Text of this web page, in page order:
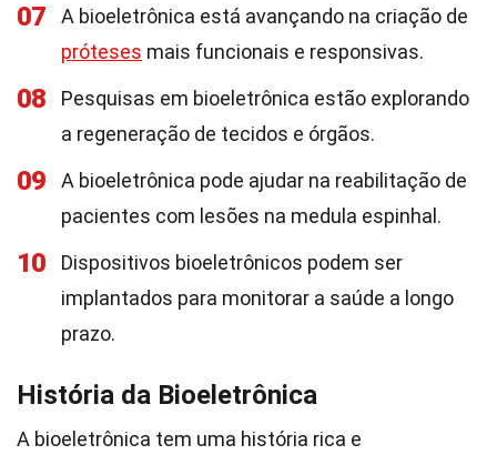
07
A bioeletrônica está avançando na criação de
próteses mais funcionais e responsivas.
08
Pesquisas em bioeletrônica estão explorando
a regeneração de tecidos e órgãos.
09
A bioeletrônica pode ajudar na reabilitação de
pacientes com lesões na medula espinhal.
10
Dispositivos bioeletrônicos podem ser
implantados para monitorar a saúde a longo
prazo.
História da Bioeletrônica
A bioeletrônica tem uma história rica e